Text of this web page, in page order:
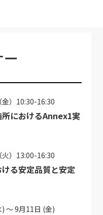
）10:30-16:30
におけるAnnex1実
）13:00-16:30
る安定品質と安定
～ 9月11日 (金)